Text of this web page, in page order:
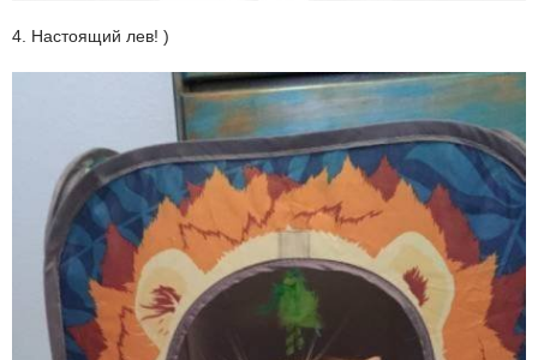
4. Настоящий лев! )